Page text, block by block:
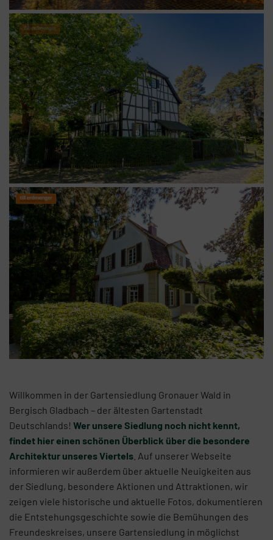
Willkommen in der Gartensiedlung Gronauer Wald in
Bergisch Gladbach – der ältesten Gartenstadt
Deutschlands! Wer unsere Siedlung noch nicht kennt,
findet hier einen schönen Überblick über die besondere
Architektur unseres Viertels . Auf unserer Webseite
informieren wir außerdem über aktuelle Neuigkeiten aus
der Siedlung, besondere Aktionen und Attraktionen, wir
zeigen viele historische und aktuelle Fotos, dokumentieren
die Entstehungsgeschichte sowie die Bemühungen des
Freundeskreises, unsere Gartensiedlung in möglichst